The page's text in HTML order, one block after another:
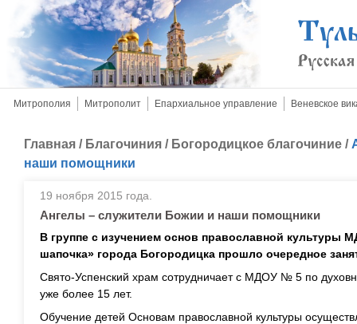
Митрополия Митрополит Епархиальное управление Веневское
Главная / Благочиния / Богородицкое благочиние /
наши помощники
19 ноября 2015 года.
Ангелы – служители Божии и наши помощники
В группе с изучением основ православной культуры
шапочка» города Богородицка прошло очередное
Свято-Успенский храм сотрудничает с МДОУ № 5 по
уже более 15 лет.
Обучение детей Основам православной культуры